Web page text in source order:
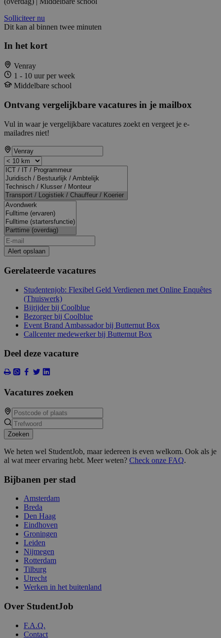
Solliciteer nu
Dit kan al binnen twee minuten
In het kort
Venray
1 - 10 uur per week
Middelbare school
Ontvang vergelijkbare vacatures in je mailbox
Vul in waar je vergelijkbare vacatures zoekt en vergeet je e-
mailadres niet!
Alert opslaan
Gerelateerde vacatures
Studentenjob: Flexibel Geld Verdienen met Online Enquêtes
(Thuiswerk)
Bijrijder bij Coolblue
Bezorger bij Coolblue
Event Brand Ambassador bij Butternut Box
Callcenter medewerker bij Butternut Box
Deel deze vacature
Vacatures zoeken
Zoeken
We heten wel StudentJob, maar iedereen is even welkom. Ook als je
al wat meer ervaring hebt. Meer weten? Check onze FAQ.
Bijbanen per stad
Amsterdam
Breda
Den Haag
Eindhoven
Groningen
Leiden
Nijmegen
Rotterdam
Tilburg
Utrecht
Werken in het buitenland
Over StudentJob
F.A.Q.
Contact